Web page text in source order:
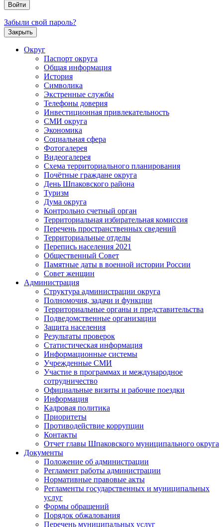
Забыли свой пароль?
Закрыть
Округ
Паспорт округа
Общая информация
История
Символика
Экстренные службы
Телефоны доверия
Инвестиционная привлекательность
СМИ округа
Экономика
Социальная сфера
Фотогалерея
Видеогалерея
Схема территориального планирования
Почётные граждане округа
День Шпаковского района
Туризм
Дума округа
Контрольно счетный орган
Территориальная избирательная комиссия
Перечень пространственных сведений
Территориальные отделы
Перепись населения 2021
Общественный Совет
Памятные даты в военной истории России
Совет женщин
Администрация
Структура администрации округа
Полномочия, задачи и функции
Территориальные органы и представительства
Подведомственные организации
Защита населения
Результаты проверок
Статистическая информация
Информационные системы
Учрежденные СМИ
Участие в программах и международное
сотрудничество
Официальные визиты и рабочие поездки
Информация
Кадровая политика
Приоритеты
Противодействие коррупции
Контакты
Отчет главы Шпаковского муниципального округа
Документы
Положение об администрации
Регламент работы администрации
Нормативные правовые акты
Регламенты государственных и муниципальных
услуг
Формы обращений
Порядок обжалования
Перечень муниципальных услуг